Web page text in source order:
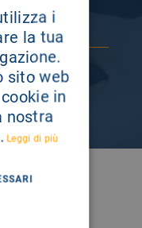
i
la tua
sito web
in
nostra
Leggi di più